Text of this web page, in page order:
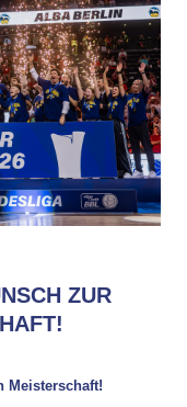
ZUR
Meisterschaft!